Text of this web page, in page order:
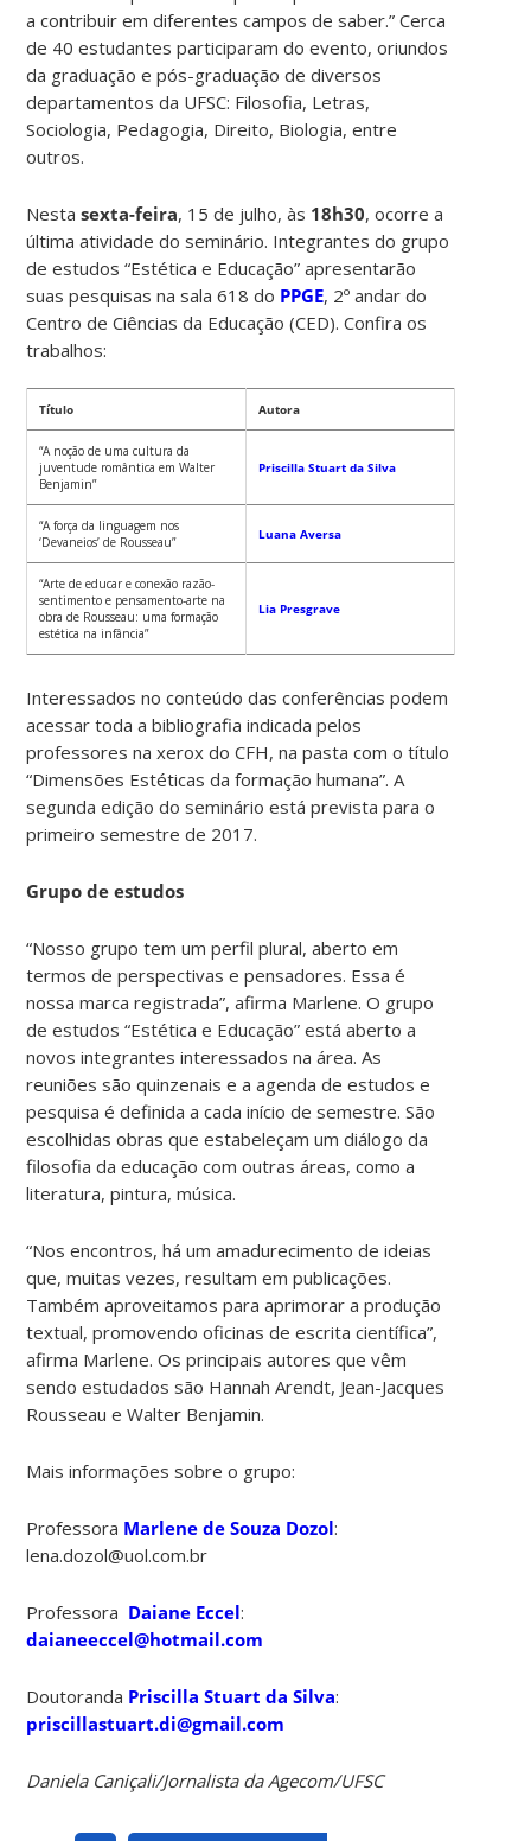
a contribuir em diferentes campos de saber.” Cerca
de 40 estudantes participaram do evento, oriundos
da graduação e pós-graduação de diversos
departamentos da UFSC: Filosofia, Letras,
Sociologia, Pedagogia, Direito, Biologia, entre
outros.
Nestasexta-feira, 15 de julho, às 18h30, ocorre a
última atividade do seminário. Integrantes do grupo
de estudos “Estética e Educação” apresentarão
suas pesquisas na sala 618 do PPGE, 2º andar do
Centro de Ciências da Educação (CED). Confira os
trabalhos:
Título Autora
“A noção de uma cultura da
juventude romântica em Walter
Benjamin”
Priscilla Stuart da Silva
“A força da linguagem nos
‘Devaneios’ de Rousseau”
Luana Aversa
“Arte de educar e conexão razão-
sentimento e pensamento-arte na
obra de Rousseau: uma formação
estética na infância”
Lia Presgrave
Interessados no conteúdo das conferências podem
acessar toda a bibliografia indicada pelos
professores na xerox do CFH, na pasta com o título
“Dimensões Estéticas da formação humana”. A
segunda edição do seminário está prevista para o
primeiro semestre de 2017.
Grupo de estudos
“Nosso grupo tem um perfil plural, aberto em
termos de perspectivas e pensadores. Essa é
nossa marca registrada”, afirma Marlene. O grupo
de estudos “Estética e Educação” está aberto a
novos integrantes interessados na área. As
reuniões são quinzenais e a agenda de estudos e
pesquisa é definida a cada início de semestre. São
escolhidas obras que estabeleçam um diálogo da
filosofia da educação com outras áreas, como a
literatura, pintura, música.
“Nos encontros, há um amadurecimento de ideias
que, muitas vezes, resultam em publicações.
Também aproveitamos para aprimorar a produção
textual, promovendo oficinas de escrita científica”,
afirma Marlene. Os principais autores que vêm
sendo estudados são Hannah Arendt, Jean-Jacques
Rousseau e Walter Benjamin.
Mais informações sobre o grupo:
Professora Marlene de Souza Dozol:
lena.dozol@uol.com.br
Professora Daiane Eccel:
daianeeccel@hotmail.com
Doutoranda Priscilla Stuart da Silva:
priscillastuart.di@gmail.com
Daniela Caniçali/Jornalista da Agecom/UFSC